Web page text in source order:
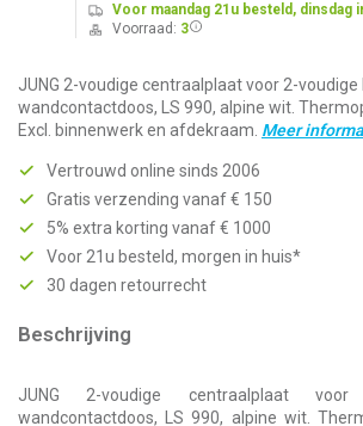
Voor maandag 21u besteld, dinsdag
Voorraad: 3
JUNG 2-voudige centraalplaat voor 2-voudige
wandcontactdoos, LS 990, alpine wit.
Excl. binnenwerk en afdekraam. Meer
Vertrouwd online sinds 2006
Gratis verzending vanaf € 150
5% extra korting vanaf € 1000
Voor 21u besteld, morgen in huis*
30 dagen retourrecht
Beschrijving
JUNG 2-voudige centraalplaat
wandcontactdoos, LS 990, alpine wit.